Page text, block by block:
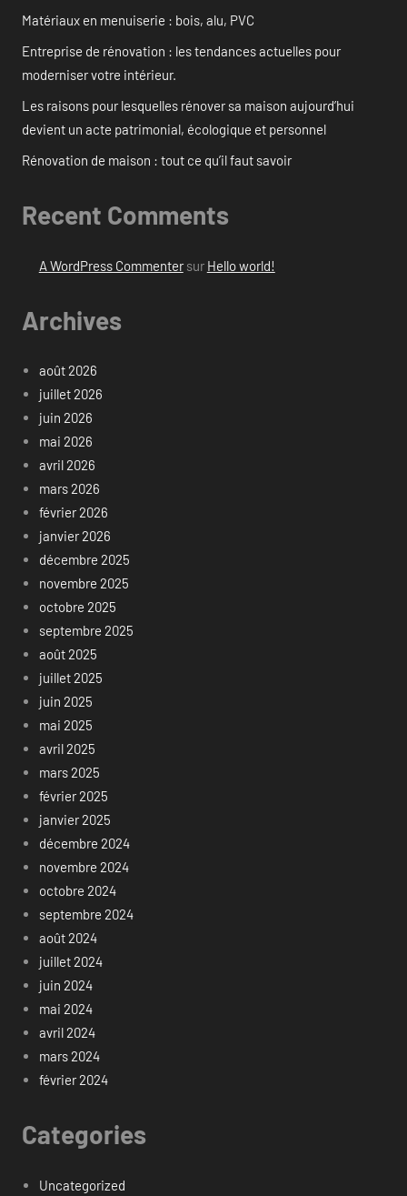
Matériaux en menuiserie : bois, alu, PVC
Entreprise de rénovation : les tendances actuelles pour
moderniser votre intérieur.
Les raisons pour lesquelles rénover sa maison aujourd’hui
devient un acte patrimonial, écologique et personnel
Rénovation de maison : tout ce qu’il faut savoir
Recent Comments
A WordPress Commentersur Hello world!
Archives
août 2026
juillet 2026
juin 2026
mai 2026
avril 2026
mars 2026
février 2026
janvier 2026
décembre 2025
novembre 2025
octobre 2025
septembre 2025
août 2025
juillet 2025
juin 2025
mai 2025
avril 2025
mars 2025
février 2025
janvier 2025
décembre 2024
novembre 2024
octobre 2024
septembre 2024
août 2024
juillet 2024
juin 2024
mai 2024
avril 2024
mars 2024
février 2024
Categories
Uncategorized